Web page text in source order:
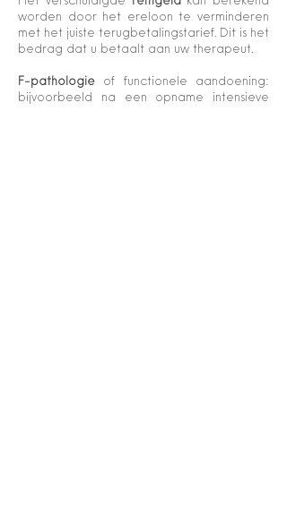
worden door het ereloon te verminderen
met het juiste terugbetalingstarief. Dit is het
bedrag dat u betaalt aan uw therapeut.
F-pathologie of functionele aandoening:
bijvoorbeeld na een opname intensieve